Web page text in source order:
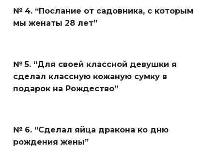
№ 4. “Послание от садовника, с которым
мы женаты 28 лет”
№ 5. “Для своей классной девушки я
сделал классную кожаную сумку в
подарок на Рождество”
№ 6. “Сделал яйца дракона ко дню
рождения жены”